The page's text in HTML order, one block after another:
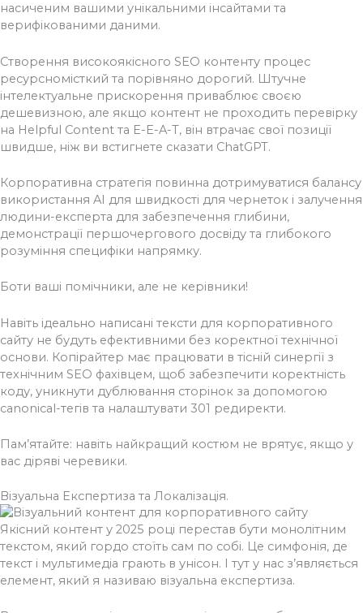
насиченим вашими унікальними інсайтами та
верифікованими даними.
Створення високоякісного SEO контенту процес
ресурсномісткий та порівняно дорогий. Штучне
інтелектуальне прискорення приваблює своєю
дешевизною, але якщо контент не проходить перевірку
на Helpful Content та E-E-A-T, він втрачає свої позиції
швидше, ніж ви встигнете сказати ChatGPT.
Корпоративна стратегія повинна дотримуватися балансу
використання AI для швидкості для чернеток і залучення
людини-експерта для забезпечення глибини,
демонстрації першочергового досвіду та глибокого
розуміння специфіки напрямку.
Боти ваші помічники, але не керівники!
Навіть ідеально написані тексти для корпоративного
сайту не будуть ефективними без коректної технічної
основи. Копірайтер має працювати в тісній синергії з
технічним SEO фахівцем, щоб забезпечити коректність
коду, уникнути дублювання сторінок за допомогою
canonical-тегів та налаштувати 301 редиректи.
Пам’ятайте: навіть найкращий костюм не врятує, якщо у
вас діряві черевики.
Візуальна Експертиза та Локалізація.
Якісний контент у 2025 році перестав бути монолітним
текстом, який гордо стоїть сам по собі. Це симфонія, де
текст і мультимедіа грають в унісон. І тут у нас з’являється
елемент, який я називаю візуальна експертиза.